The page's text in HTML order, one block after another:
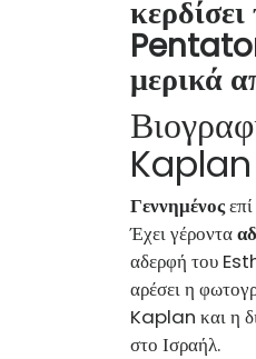
μερικά
Kaplan
Γεννημένοςεπί
Έχει γέροντα
αδερφή του
αρέσει η
Kaplan και η
στο Ισραήλ.